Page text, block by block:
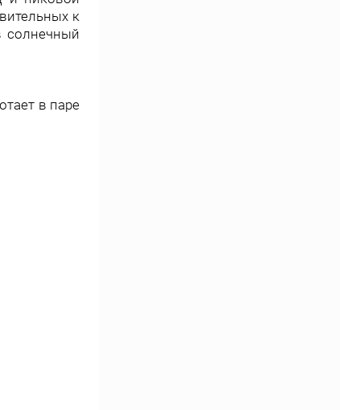
к
солнечный
в паре